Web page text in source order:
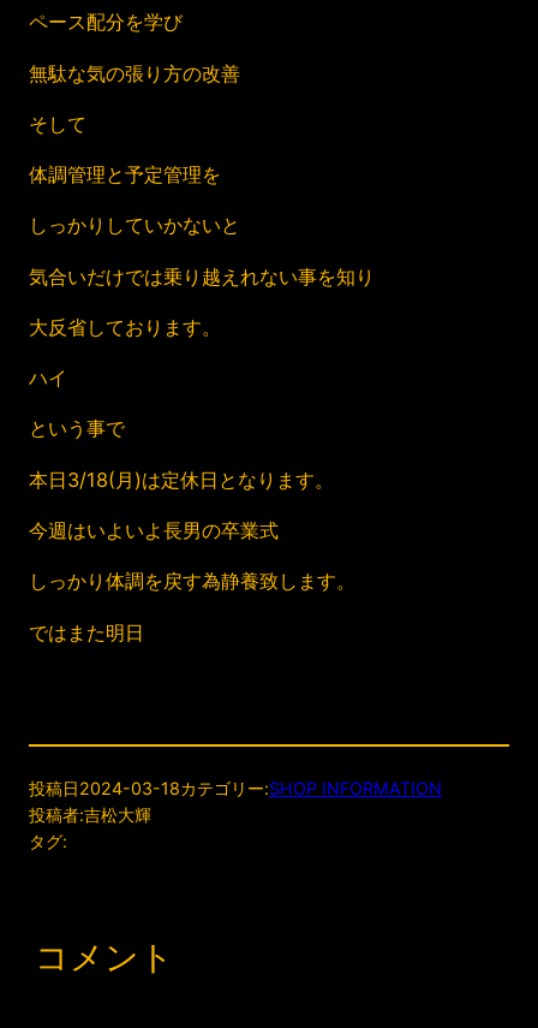
ペース配分を学び
無駄な気の張り方の改善
そして
体調管理と予定管理を
しっかりしていかないと
気合いだけでは乗り越えれない事を知り
大反省しております。
ハイ
という事で
本日3/18(月)は定休日となります。
今週はいよいよ長男の卒業式
しっかり体調を戻す為静養致します。
ではまた明日
投稿日2024-03-18カテゴリー:SHOP INFORMATION
投稿者:吉松大輝
タグ:
コメント